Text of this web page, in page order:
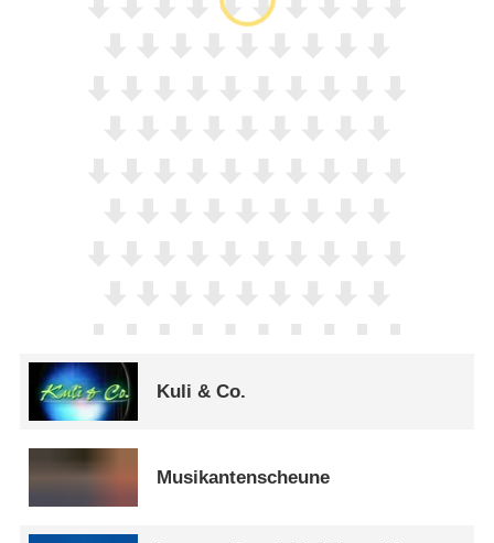
Kuli & Co.
Musikantenscheune